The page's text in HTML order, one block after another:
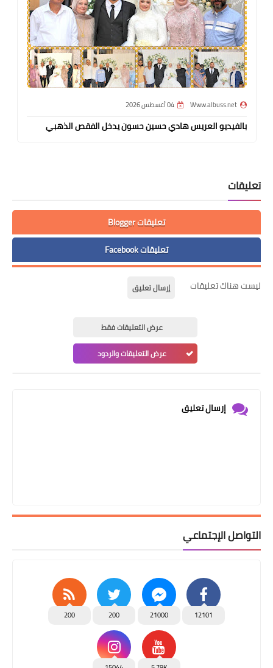
Www.albuss.net 04 أغسطس 2026
بالفيديو العريس هادي حسين حسون يدخل الفقص الذهبي
تعليقات
تعليقات Blogger
تعليقات Facebook
ليست هناك تعليقات إرسال تعليق
عرض التعليقات فقط
عرض التعليقات والردود
إرسال تعليق
التواصل الإجتماعي
12101
21000
200
200